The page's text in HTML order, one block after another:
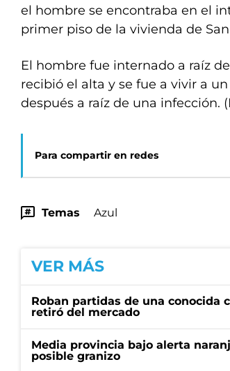
el hombre se encontraba en el
primer piso de la vivienda de
El hombre fue internado a raíz
recibió el alta y se fue a vivir a
después a raíz de una infección.
Para compartir en redes
Temas Azul
VER MÁS
Roban partidas de una
retiró del mercado
Media provincia bajo alerta
posible granizo